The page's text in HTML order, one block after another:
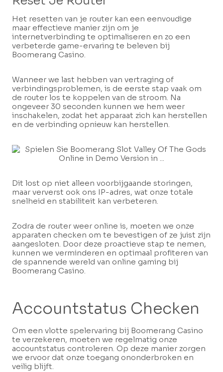
Het resetten van je router kan een eenvoudige
maar effectieve manier zijn om je
internetverbinding te optimaliseren en zo een
verbeterde game-ervaring te beleven bij
Boomerang Casino.
Wanneer we last hebben van vertraging of
verbindingsproblemen, is de eerste stap vaak om
de router los te koppelen van de stroom. Na
ongeveer 30 seconden kunnen we hem weer
inschakelen, zodat het apparaat zich kan herstellen
en de verbinding opnieuw kan herstellen.
Dit lost op niet alleen voorbijgaande storingen,
maar ververst ook ons IP-adres, wat onze totale
snelheid en stabiliteit kan verbeteren.
Zodra de router weer online is, moeten we onze
apparaten checken om te bevestigen of ze juist zijn
aangesloten. Door deze proactieve stap te nemen,
kunnen we verminderen en optimaal profiteren van
de spannende wereld van online gaming bij
Boomerang Casino.
Accountstatus Checken
Om een vlotte spelervaring bij Boomerang Casino
te verzekeren, moeten we regelmatig onze
accountstatus controleren. Op deze manier zorgen
we ervoor dat onze toegang ononderbroken en
veilig blijft.